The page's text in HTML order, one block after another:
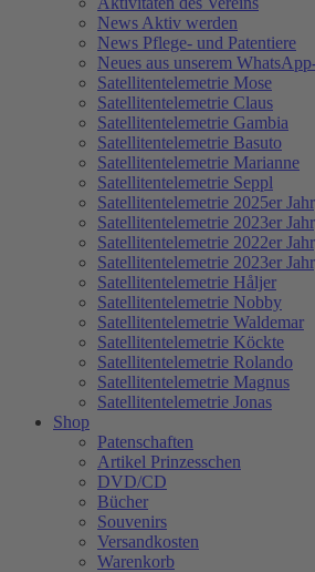
News Aktiv werden
News Pflege- und Patentiere
Neues aus unserem
Satellitentelemetrie Mose
Satellitentelemetrie Claus
Satellitentelemetrie Gambia
Satellitentelemetrie Basuto
Satellitentelemetrie Marianne
Satellitentelemetrie Seppl
Satellitentelemetrie 2025er
Satellitentelemetrie 2023er
Satellitentelemetrie 2022er
Satellitentelemetrie 2023er
Satellitentelemetrie Håljer
Satellitentelemetrie Nobby
Satellitentelemetrie Waldemar
Satellitentelemetrie Köckte
Satellitentelemetrie Rolando
Satellitentelemetrie Magnus
Satellitentelemetrie Jonas
Shop
Patenschaften
Artikel Prinzesschen
DVD/CD
Bücher
Souvenirs
Versandkosten
Warenkorb